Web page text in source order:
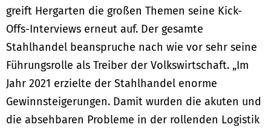
greift Hergarten die großen Themen seine Kick-
Offs-Interviews erneut auf. Der gesamte
Stahlhandel beanspruche nach wie vor sehr seine
Führungsrolle als Treiber der Volkswirtschaft. „Im
Jahr 2021 erzielte der Stahlhandel enorme
Gewinnsteigerungen. Damit wurden die akuten und
die absehbaren Probleme in der rollenden Logistik